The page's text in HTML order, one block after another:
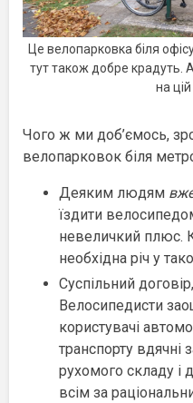
Це велопарковка біля
тут також добре крадуть.
на
Чого ж ми доб’ємось,
велопарковок біля
Деяким людям
їздити
невеличкий плюс.
необхідна річ у
Суспільний
Велосипедисти
користувачі
транспорту вдячні
рухомого складу і
всім за